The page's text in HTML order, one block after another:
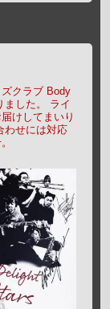
クラブ Body
した。
ライ
けしてまいり
わせには対応